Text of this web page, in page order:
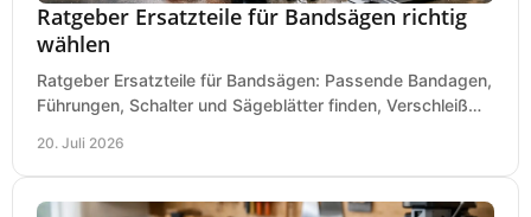
Ratgeber Ersatzteile für Bandsägen richtig
wählen
Ratgeber Ersatzteile für Bandsägen: Passende Bandagen,
Führungen, Schalter und Sägeblätter finden, Verschleiß
20. Juli 2026